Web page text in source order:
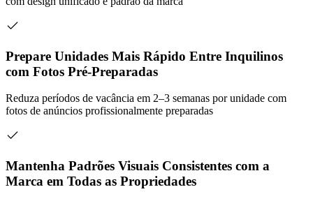
Prepare Unidades Mais Rápido Entre Inquilinos
com Fotos Pré-Preparadas
Reduza períodos de vacância em 2–3 semanas por unidade com
fotos de anúncios profissionalmente preparadas
Mantenha Padrões Visuais Consistentes com a
Marca em Todas as Propriedades